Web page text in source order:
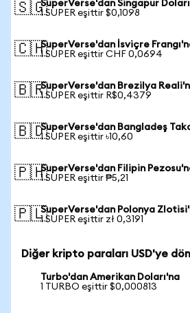
🇸🇬SuperVerse'dan Singapur
1 SUPER eşittir $0,1098
🇨🇭SuperVerse'dan İsviçre
1 SUPER eşittir CHF 0,0694
🇧🇷SuperVerse'dan Brezilya
1 SUPER eşittir R$0,4379
🇧🇩SuperVerse'dan Bangladeş
1 SUPER eşittir ৳10,60
🇵🇭SuperVerse'dan Filipin
1 SUPER eşittir ₱5,21
🇵🇱SuperVerse'dan Polonya
1 SUPER eşittir zł 0,3191
Diğer kripto paraları USD'ye
Turbo'dan Amerikan Doları'na
1 TURBO eşittir $0,000813